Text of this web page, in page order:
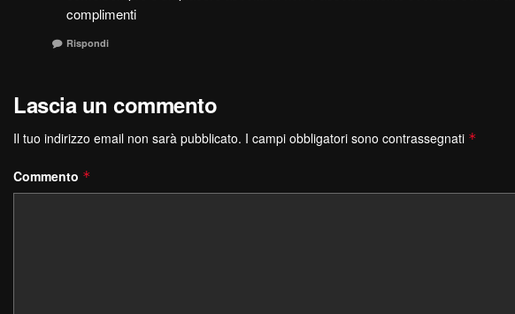
complimenti
Rispondi
Lascia un commento
Il tuo indirizzo email non sarà pubblicato. I campi obbligatori sono contrassegnati *
Commento *